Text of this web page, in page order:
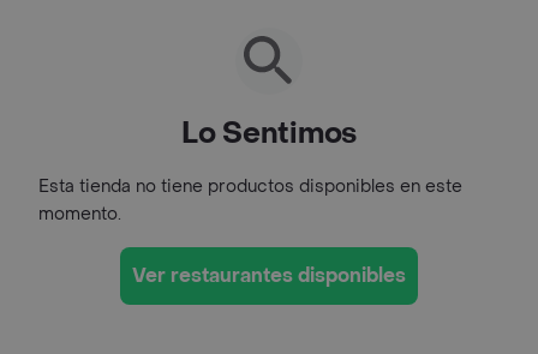
Lo Sentimos
Esta tienda no tiene productos disponibles en este
momento.
Ver restaurantes disponibles